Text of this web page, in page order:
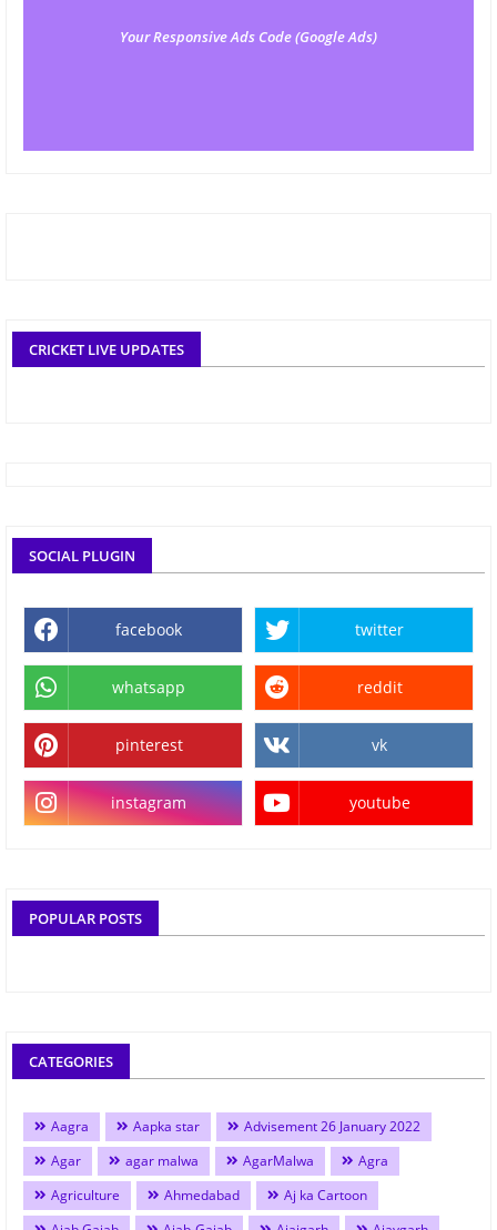
Your Responsive Ads Code (Google Ads)
CRICKET LIVE UPDATES
SOCIAL PLUGIN
facebook twitter
whatsapp reddit
pinterest vk
instagram youtube
POPULAR POSTS
CATEGORIES
Aagra Aapka star
Advisement 26 January 2022
Agar
agar malwa AgarMalwa
Agra
Agriculture
Ahmedabad
Aj ka Cartoon